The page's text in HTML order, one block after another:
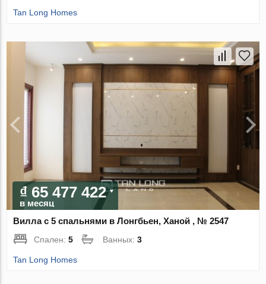
Tan Long Homes
₫ 65 477 422
в месяц
Вилла с 5 спальнями в Лонгбьен, Ханой , № 2547
Спален:5 Ванных:3
Tan Long Homes